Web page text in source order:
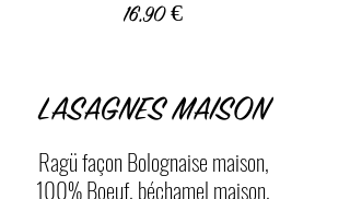
16,90 €
LASAGNES MAISON
Ragü façon Bolognaise maison,
100% Boeuf, béchamel maison,